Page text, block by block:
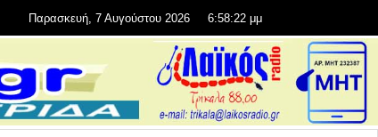
Παρασκευή, 7 Αυγούστου 2026 6:58:23 μμ